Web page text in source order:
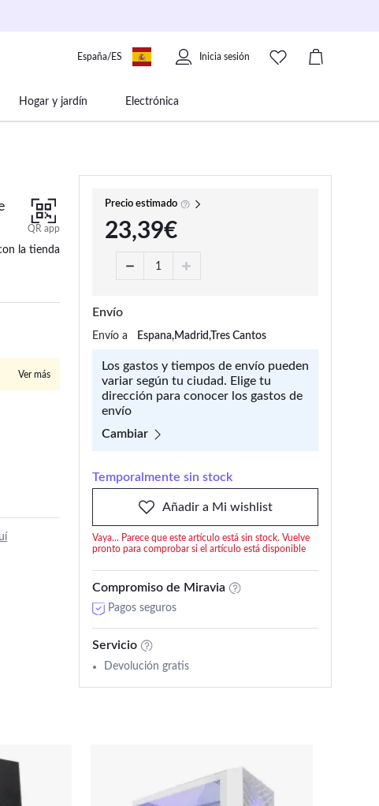
España/ES Inicia sesión
Hogar y jardín Electrónica
QR app
la tienda
Ver más
Precio estimado
23,39€
Envío
Envío a Espana,Madrid,Tres Cantos
Los gastos y tiempos de envío pueden
variar según tu ciudad. Elige tu
dirección para conocer los gastos de
envío
Cambiar
Temporalmente sin stock
Añadir a Mi wishlist
Vaya... Parece que este artículo está sin stock. Vuelve
pronto para comprobar si el artículo está disponible
Compromiso de Miravia
Pagos seguros
Servicio
Devolución gratis